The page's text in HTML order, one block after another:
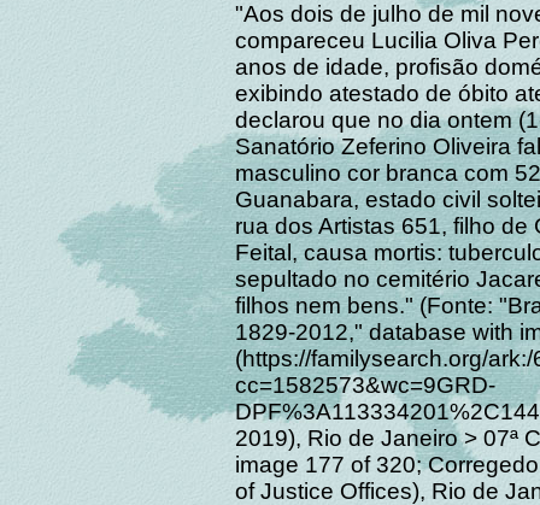
"Aos dois de julho de mil
compareceu Lucilia Oliva
anos de idade, profisão
exibindo atestado de óbito
declarou que no dia ontem
Sanatório Zeferino Oliveira
masculino cor branca com
Guanabara, estado civil
rua dos Artistas 651, filho
Feital, causa mortis:
sepultado no cemitério
filhos nem bens." (Fonte:
1829-2012," database with
(https://familysearch.org/
cc=1582573&wc=9GRD-
2019), Rio de Janeiro > 07ª
image 177 of 320;
of Justice Offices), Rio de